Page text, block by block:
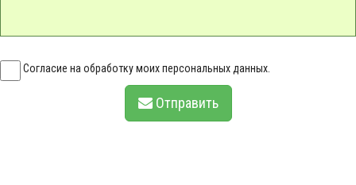
Согласие на обработку моих персональных данных.
Отправить